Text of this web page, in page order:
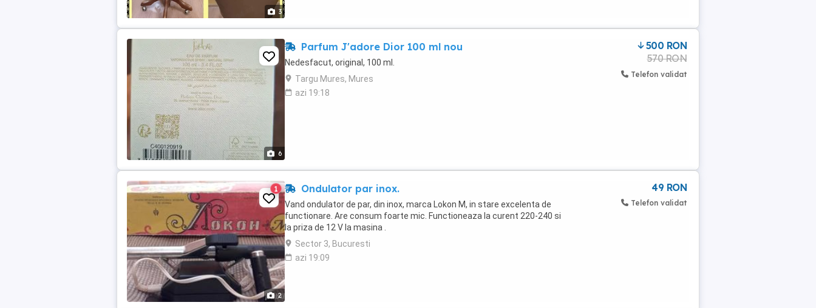
3
6
Parfum J'adore Dior 100 ml nou
Nedesfacut, original, 100 ml.
Targu Mures, Mures
azi 19:18
500 RON
570 RON
Telefon validat
2
1 Ondulator par inox.
Vand ondulator de par, din inox, marca Lokon M, in stare excelenta de
functionare. Are consum foarte mic. Functioneaza la curent 220-240 si
la priza de 12 V la masina .
Sector 3, Bucuresti
azi 19:09
49 RON
Telefon validat